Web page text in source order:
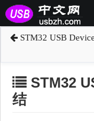
STM32 USB
STM32
结